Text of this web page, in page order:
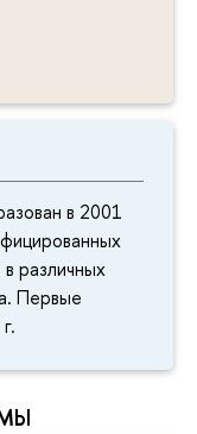
в 2001
различных
Первые